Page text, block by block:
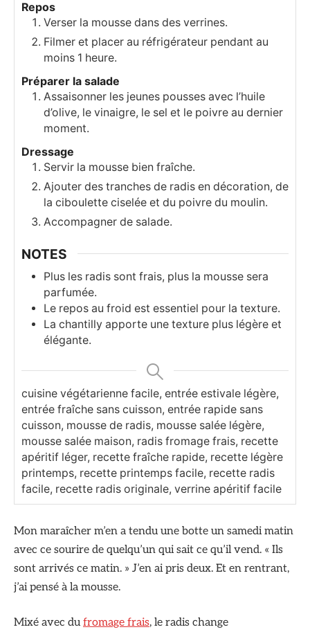
Repos
Verser la mousse dans des verrines.
Filmer et placer au réfrigérateur pendant au
moins 1 heure.
Préparer la salade
Assaisonner les jeunes pousses avec l’huile
d’olive, le vinaigre, le sel et le poivre au dernier
moment.
Dressage
Servir la mousse bien fraîche.
Ajouter des tranches de radis en décoration, de
la ciboulette ciselée et du poivre du moulin.
Accompagner de salade.
NOTES
Plus les radis sont frais, plus la mousse sera
parfumée.
Le repos au froid est essentiel pour la texture.
La chantilly apporte une texture plus légère et
élégante.
cuisine végétarienne facile, entrée estivale légère,
entrée fraîche sans cuisson, entrée rapide sans
cuisson, mousse de radis, mousse salée légère,
mousse salée maison, radis fromage frais, recette
apéritif léger, recette fraîche rapide, recette légère
printemps, recette printemps facile, recette radis
facile, recette radis originale, verrine apéritif facile
Mon maraîcher m’en a tendu une botte un samedi matin
avec ce sourire de quelqu’un qui sait ce qu’il vend. « Ils
sont arrivés ce matin. » J’en ai pris deux. Et en rentrant,
j’ai pensé à la mousse.
Mixé avec du fromage frais, le radis change